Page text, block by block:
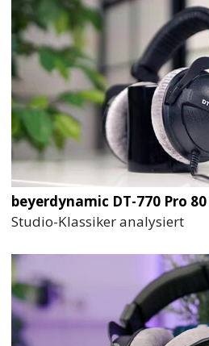
beyerdynamic DT-770 Pro
Studio-Klassiker analysiert